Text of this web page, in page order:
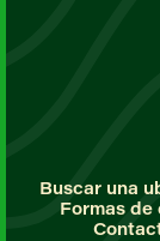
Buscar una
Formas de